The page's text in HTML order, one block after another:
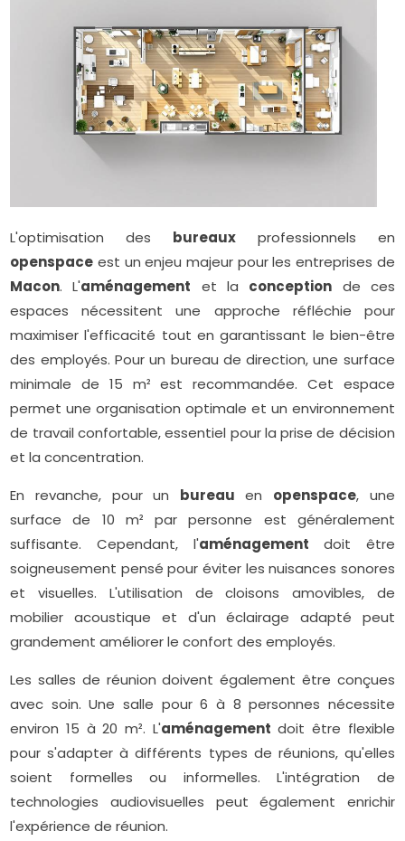
L'optimisation des bureaux professionnels en
openspace est un enjeu majeur pour les entreprises de
Macon. L'aménagement et la conception de ces
espaces nécessitent une approche réfléchie pour
maximiser l'efficacité tout en garantissant le bien-être
des employés. Pour un bureau de direction, une surface
minimale de 15 m² est recommandée. Cet espace
permet une organisation optimale et un environnement
de travail confortable, essentiel pour la prise de décision
et la concentration.
En revanche, pour un bureau en openspace, une
surface de 10 m² par personne est généralement
suffisante. Cependant, l'aménagement doit être
soigneusement pensé pour éviter les nuisances sonores
et visuelles. L'utilisation de cloisons amovibles, de
mobilier acoustique et d'un éclairage adapté peut
grandement améliorer le confort des employés.
Les salles de réunion doivent également être conçues
avec soin. Une salle pour 6 à 8 personnes nécessite
environ 15 à 20 m². L'aménagement doit être flexible
pour s'adapter à différents types de réunions, qu'elles
soient formelles ou informelles. L'intégration de
technologies audiovisuelles peut également enrichir
l'expérience de réunion.